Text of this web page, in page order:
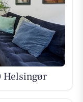
Helsingør